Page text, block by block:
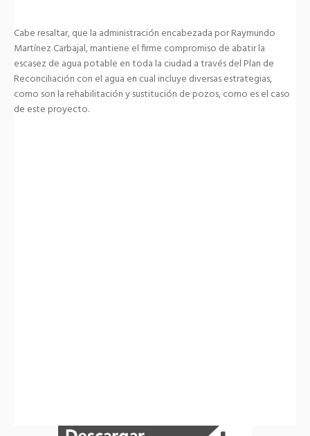
Cabe resaltar, que la administración encabezada por Raymundo
Martínez Carbajal, mantiene el firme compromiso de abatir la
escasez de agua potable en toda la ciudad a través del Plan de
Reconciliación con el agua en cual incluye diversas estrategias,
como son la rehabilitación y sustitución de pozos, como es el caso
de este proyecto.